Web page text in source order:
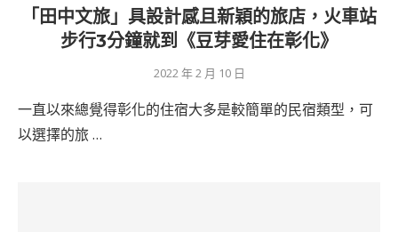
「田中文旅」具設計感且新穎的旅店，火車站
步行3分鐘就到《豆芽愛住在彰化》
2022 年 2 月 10 日
一直以來總覺得彰化的住宿大多是較簡單的民宿類型，可
以選擇的旅 …